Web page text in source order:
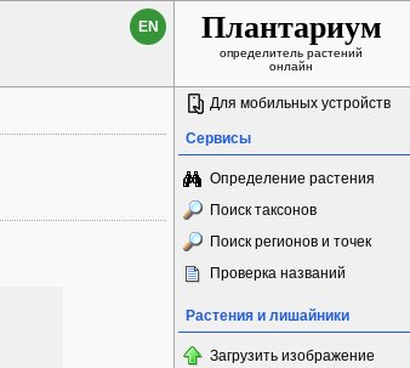
EN Плантариум
определитель растений
онлайн
Для мобильных устройств
Сервисы
Определение растения
Поиск таксонов
Поиск регионов и точек
Проверка названий
Растения и лишайники
Загрузить изображение